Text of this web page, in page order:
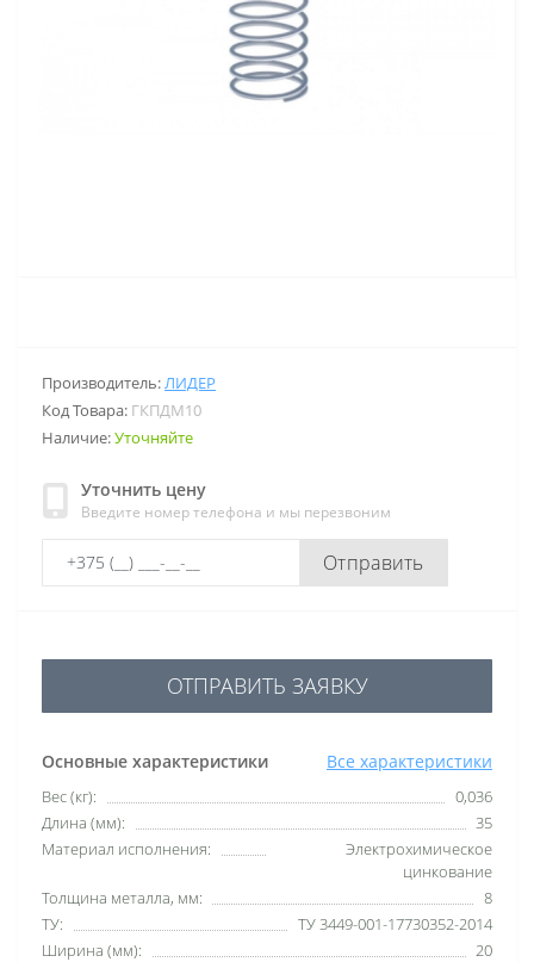
Производитель:ЛИДЕР
Код Товара: ГКПДМ10
Наличие:Уточняйте
Уточнить цену
Введите номер телефона и мы перезвоним
Отправить
Основные характеристики Все характеристики
Вес (кг):
0,036
Длина (мм):
35
Материал исполнения:
Электрохимическое
цинкование
Толщина металла, мм:
8
ТУ:
ТУ 3449-001-17730352-2014
Ширина (мм):
20
ОТПРАВИТЬ ЗАЯВКУ